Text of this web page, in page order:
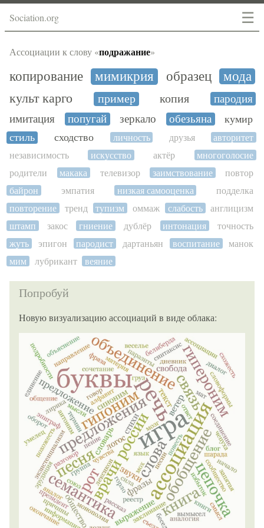
☰
Sociation.org
Ассоциации к слову «подражание»
копирование мимикрия образец мода
культ карго пример копия
пародия
имитация
попугай зеркало обезьяна
кумир
стиль
сходство личность друзья
авторитет
независимость
искусство актёр
многоголосие
родители
макака телевизор заимствование
повтор
байрон
эмпатия низкая самооценка
подделка
повторение
тренд тупизм оммаж слабость
англицизм
штамп
закос гниение дублёр интонация
точность
жуть
эпигон пародист дартаньян воспитание
манок
мим
лубрикант веяние
Попробуй
Новую визуализацию ассоциаций в виде облака: